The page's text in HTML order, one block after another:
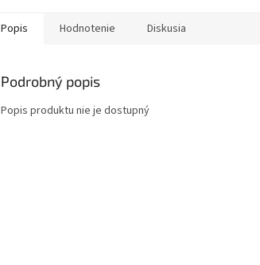
Popis Hodnotenie Diskusia
Podrobný popis
Popis produktu nie je dostupný